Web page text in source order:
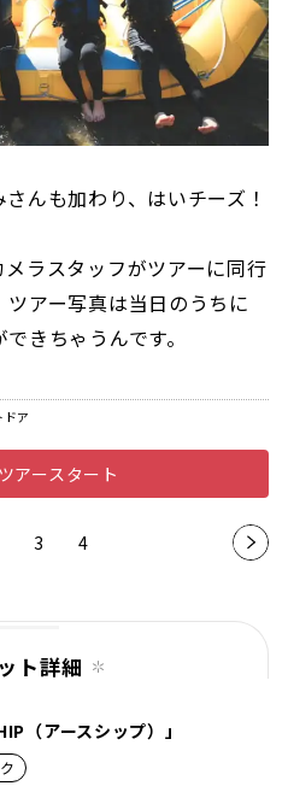
んも加わり、はいチーズ！
ラスタッフがツアーに同行
アー写真は当日のうちに
きちゃうんです。
ドア
アースタート
3 4
次の
ト詳細
（アースシップ）」